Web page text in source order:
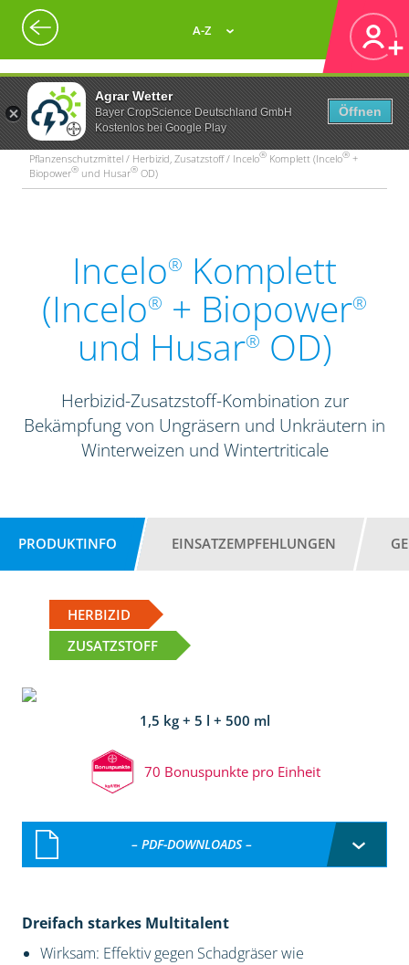
Agrar Wetter
Bayer CropScience Deutschland GmbH
Kostenlos bei Google Play
Öffnen
A-Z
Pflanzenschutzmittel / Herbizid, Zusatzstoff / Incelo® Komplett (Incelo® +
Biopower® und Husar® OD)
Incelo® Komplett
(Incelo® + Biopower®
und Husar® OD)
Herbizid-Zusatzstoff-Kombination zur
Bekämpfung von Ungräsern und Unkräutern in
Winterweizen und Wintertriticale
PRODUKTINFO EINSATZEMPFEHLUNGEN
HERBIZID
ZUSATZSTOFF
1,5 kg + 5 l + 500 ml
70 Bonuspunkte pro Einheit
– PDF-DOWNLOADS –
Dreifach starkes Multitalent
Wirksam: Effektiv gegen Schadgräser wie